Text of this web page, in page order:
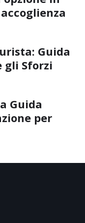
Guida
Sforzi
Guida
per